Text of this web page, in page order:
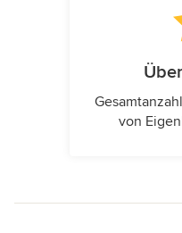
von